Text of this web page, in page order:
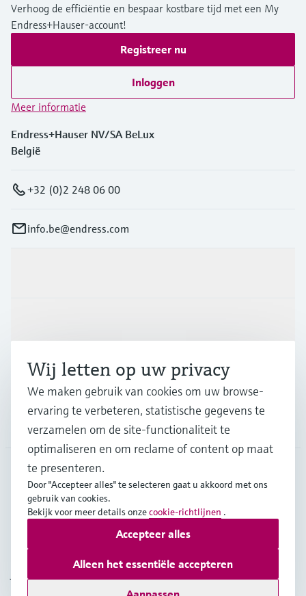
Verhoog de efficiëntie en bespaar kostbare tijd met een My
Endress+Hauser-account!
Registreer nu
Inloggen
Meer informatie
Endress+Hauser NV/SA BeLux
België
+32 (0)2 248 06 00
info.be@endress.com
Support
BEL•Nederlands
Copyright © Endress+Hauser Group Services AG
Gebruiksvoorwaarden
Data Protection
Wij letten op uw privacy
We maken gebruik van cookies om uw browse-
ervaring te verbeteren, statistische gegevens te
verzamelen om de site-functionaliteit te
optimaliseren en om reclame of content op maat
te presenteren.
Door "Accepteer alles" te selecteren gaat u akkoord met ons
gebruik van cookies.
Bekijk voor meer details onzecookie-richtlijnen .
Alleen het essentiële accepteren
Accepteer alles